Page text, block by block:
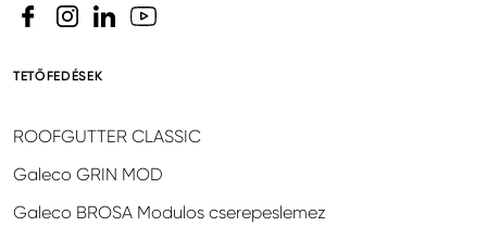
TETŐFEDÉSEK
ROOFGUTTER CLASSIC
Galeco GRIN MOD
Galeco BROSA Modulos cserepeslemez